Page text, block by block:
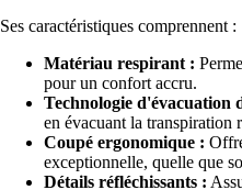
Ses caractéristiques comprennent :
Matériau respirant :
pour un confort accru.
Technologie d'évacuation
en évacuant la transpiration
Coupé ergonomique :
exceptionnelle, quelle que
Détails réfléchissants :